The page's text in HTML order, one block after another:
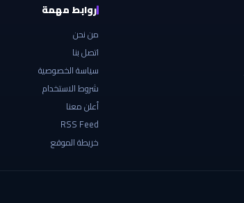
روابط مهمة
من نحن
اتصل بنا
سياسة الخصوصية
شروط الاستخدام
أعلن معنا
RSS Feed
خريطة الموقع